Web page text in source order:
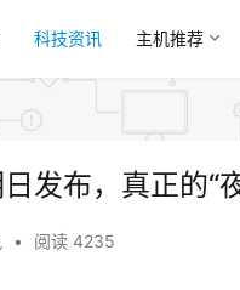
科技资讯 主机推荐
发布，真正的“
• 阅读 4235